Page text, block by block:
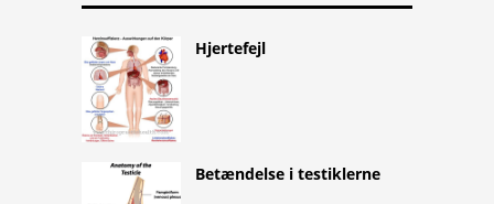
Hjertefejl
Betændelse i testiklerne